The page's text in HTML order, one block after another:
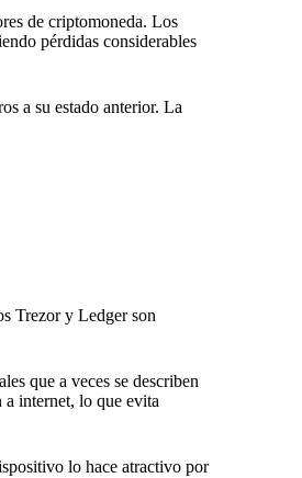
de criptomoneda. Los
pérdidas considerables
a su estado anterior. La
Trezor y Ledger son
que a veces se describen
a internet, lo que evita
lo hace atractivo por